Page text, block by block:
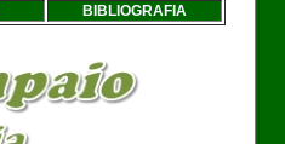
BIBLIOGRAFIA